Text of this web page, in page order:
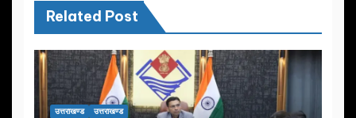
Related Post
उत्तराखण्ड उत्तराखण्ड